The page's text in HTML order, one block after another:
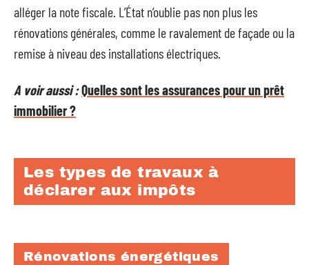
alléger la note fiscale. L’État n’oublie pas non plus les
rénovations générales, comme le ravalement de façade ou la
remise à niveau des installations électriques.
A voir aussi :Quelles sont les assurances pour un prêt
immobilier ?
Les types de travaux à
déclarer aux impôts
Rénovations énergétiques